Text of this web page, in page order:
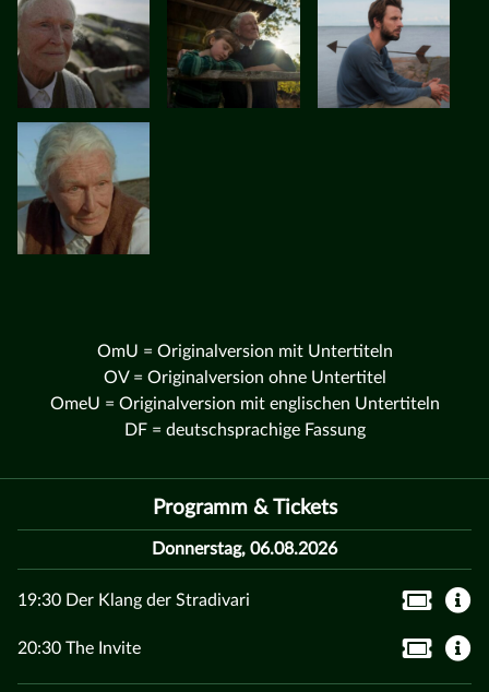
OmU = Originalversion mit Untertiteln
OV = Originalversion ohne Untertitel
OmeU = Originalversion mit englischen Untertiteln
DF = deutschsprachige Fassung
Programm & Tickets
Donnerstag, 06.08.2026
19:30 Der Klang der Stradivari
20:30 The Invite